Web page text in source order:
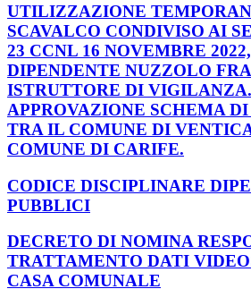
UTILIZZAZIONE
SCAVALCO CONDIVISO AI
23 CCNL 16 NOVEMBRE
DIPENDENTE NUZZOLO
ISTRUTTORE DI VIGILANZA.
APPROVAZIONE SCHEMA
TRA IL COMUNE DI
COMUNE DI CARIFE.
CODICE DISCIPLINARE
PUBBLICI
DECRETO DI NOMINA
TRATTAMENTO DATI
CASA COMUNALE